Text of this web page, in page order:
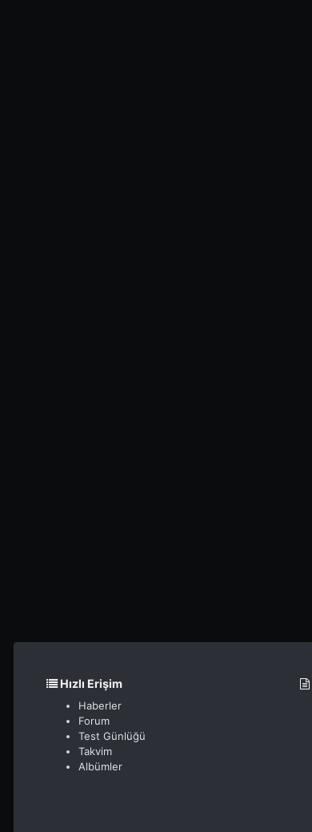
Hızlı Erişim
Haberler
Forum
Test Günlüğü
Takvim
Albümler